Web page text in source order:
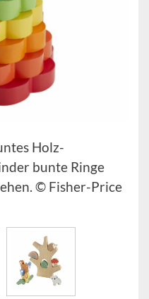
Holz-
bunte Ringe
© Fisher-Price